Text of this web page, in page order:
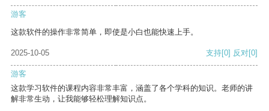
游客
这款软件的操作非常简单，即使是小白也能快速上手。
2025-10-05 支持[0] 反对[0]
游客
这款学习软件的课程内容非常丰富，涵盖了各个学科的知识。老师的讲
解非常生动，让我能够轻松理解知识点。